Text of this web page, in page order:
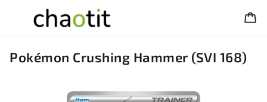
Pokémon Crushing Hammer (SVI 168)